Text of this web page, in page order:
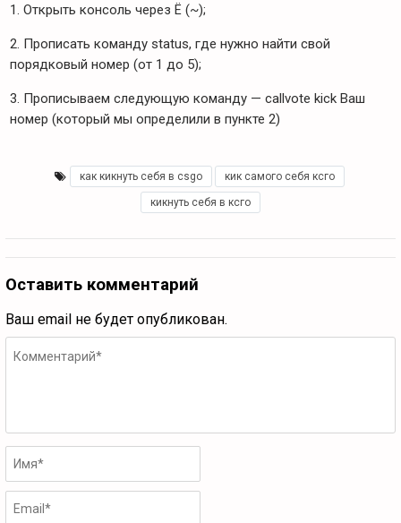
1. Открыть консоль через Ё (~);
2. Прописать команду status, где нужно найти свой
порядковый номер (от 1 до 5);
3. Прописываем следующую команду — callvote kick Ваш
номер (который мы определили в пункте 2)
как кикнуть себя в csgo кик самого себя ксго
кикнуть себя в ксго
Оставить комментарий
Ваш email не будет опубликован.